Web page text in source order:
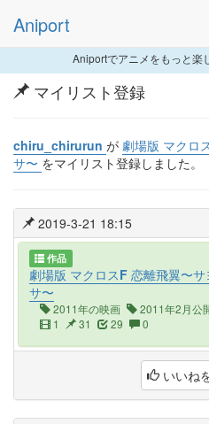
Aniport
Aniportでアニメをもっと楽
マイリスト登録
chiru_chirurun が 劇場版 マクロ
サ〜 をマイリスト登録しました。
2019-3-21 18:15
作品
劇場版 マクロスF 恋離飛翼〜
サ〜
2011年の映画
2011年2月公
1
31 29 0
いいね